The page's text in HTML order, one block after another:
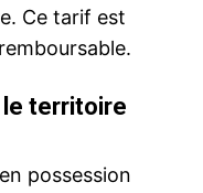
Ce tarif est
le territoire
possession